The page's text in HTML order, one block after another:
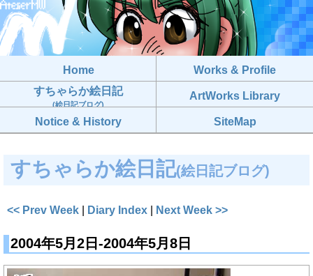
Home
Works & Profile
すちゃらか絵日記
(絵日記ブログ)
ArtWorks Library
Notice & History SiteMap
すちゃらか絵日記(絵日記ブログ)
<< Prev Week | Diary Index | Next Week >>
2004年5月2日-2004年5月8日